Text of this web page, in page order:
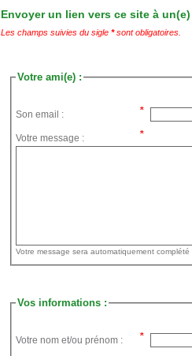
Envoyer un lien vers ce site à
Les champs suivies du sigle *sont obligatoires.
Votre ami(e) :
Son email :
Votre message :
Vos informations :
Votre nom et/ou prénom :